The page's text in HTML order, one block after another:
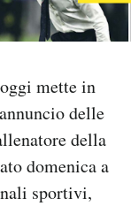
mette in
delle
della
domenica a
sportivi,